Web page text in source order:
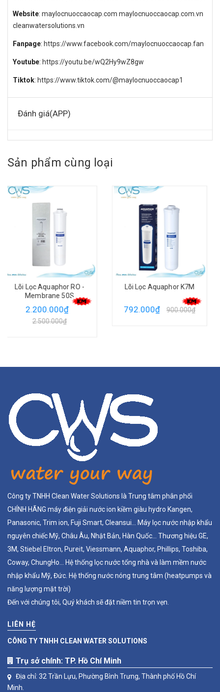
Website: maylocnuoccaocap.com maylocnuoccaocap.com.vn
cleanwatersolutions.vn
Fanpage: https://www.facebook.com/maylocnuoccaocap.fan
Youtube: https://youtu.be/wQ2Hy9wZ8gw
Tiktok: https://www.tiktok.com/@maylocnuoccaocap1
Đánh giá(APP)
Sản phẩm cùng loại
Lõi Lọc Aquaphor K7M
792.000₫ 900.000₫
Lõi Lọc Aquaphor K7
656.000₫ 745.000₫
Công ty TNHH Clean Water Solutions là Trung tâm phân phối
CHÍNH HÃNG máy điện giải nước ion kiềm giàu hydro Kangen,
Panasonic, Trim ion, Fuji Smart, Cleansui... Máy lọc nước nhập khẩu
nguyên chiếc Mỹ, Châu Âu, Nhật Bản, Hàn Quốc... Thương hiệu GE,
3M, Stiebel Eltron, Pureit, Viessmann, Aquaphor, Phillips, Toshiba,
Coway, ChungHo... Hệ thống lọc nước tổng nhà và làm mềm nước
nhập khẩu Mỹ, Đức. Hệ thống nước nóng trung tâm (heatpumps và
năng lượng mặt trời)
Đến với chúng tôi, Quý khách sẽ đặt niềm tin trọn vẹn.
LIÊN HỆ
CÔNG TY TNHH CLEAN WATER SOLUTIONS
Trụ sở chính: TP. Hồ Chí Minh
Địa chỉ: 32 Trần Lựu, Phường Bình Trưng, Thành phố Hồ Chí
Minh.